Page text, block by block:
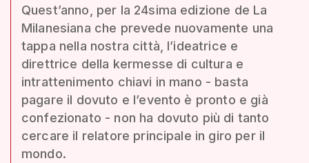
Quest’anno, per la 24sima edizione de La
Milanesiana che prevede nuovamente una
tappa nella nostra città, l’ideatrice e
direttrice della kermesse di cultura e
intrattenimento chiavi in mano - basta
pagare il dovuto e l’evento è pronto e già
confezionato - non ha dovuto più di tanto
cercare il relatore principale in giro per il
mondo.